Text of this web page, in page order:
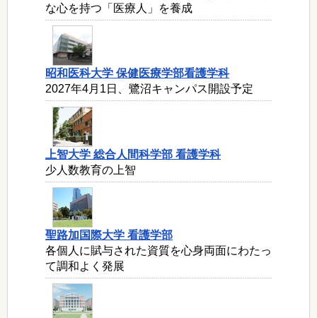
な心を持つ「医療人」を養成
昭和医科大学 保健医療学部看護学科
2027年4月1日、鷺沼キャンパス開設予定
上智大学 総合人間科学部 看護学科
少人数教育の上智
聖路加国際大学 看護学部
各個人に賦与された資質を心身両面にわたっ
て調和よく発展